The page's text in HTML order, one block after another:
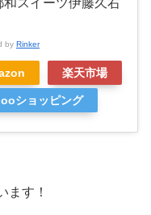
和スイーツ伊藤久右
by Rinker
楽天市場
ショッピング
ます！